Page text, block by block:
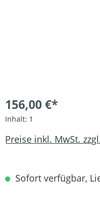
156,00 €*
Inhalt: 1
Preise inkl. MwSt.
Sofort verfügbar,